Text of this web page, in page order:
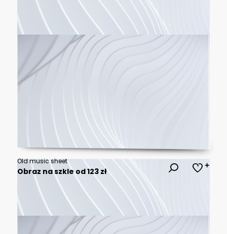
Old music sheet
Obraz na szkle od 123 zł